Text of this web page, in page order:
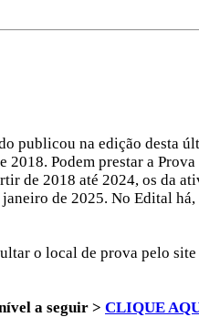
publicou na edição desta
2018. Podem prestar a
de 2018 até 2024, os da
de 2025. No Edital
o local de prova pelo
a seguir > CLIQUE